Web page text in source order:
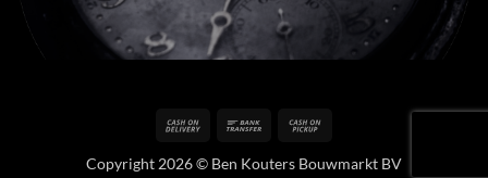
Cash
Delivery
Bank
Pickup
Copyright 2026 © Ben Kouters Bouwmarkt BV